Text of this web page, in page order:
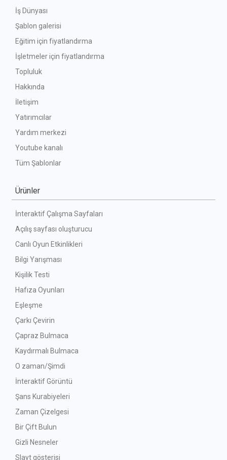
İş Dünyası
Şablon galerisi
Eğitim için fiyatlandırma
İşletmeler için fiyatlandırma
Topluluk
Hakkında
İletişim
Yatırımcılar
Yardım merkezi
Youtube kanalı
Tüm Şablonlar
Ürünler
İnteraktif Çalışma Sayfaları
Açılış sayfası oluşturucu
Canlı Oyun Etkinlikleri
Bilgi Yarışması
Kişilik Testi
Hafıza Oyunları
Eşleşme
Çarkı Çevirin
Çapraz Bulmaca
Kaydırmalı Bulmaca
O zaman/Şimdi
İnteraktif Görüntü
Şans Kurabiyeleri
Zaman Çizelgesi
Bir Çift Bulun
Gizli Nesneler
Slayt gösterisi